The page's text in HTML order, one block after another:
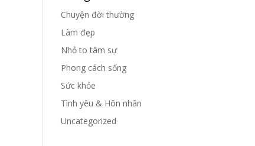
Chuyện đời thường
Làm đẹp
Nhỏ to tâm sự
Phong cách sống
Sức khỏe
Tình yêu & Hôn nhân
Uncategorized